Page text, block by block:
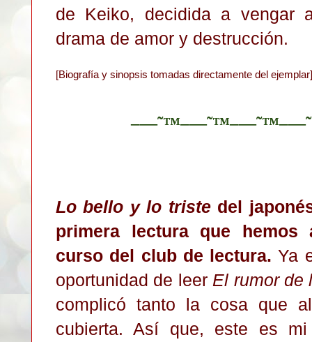
de Keiko, decidida a vengar
drama de amor y destrucción.
[Biografía y sinopsis tomadas directamente del ejemplar]
Lo bello y lo triste del
primera lectura que hemos
curso del club de lectura. Ya
oportunidad de leer El rumor
complicó tanto la cosa que
cubierta. Así que, este es